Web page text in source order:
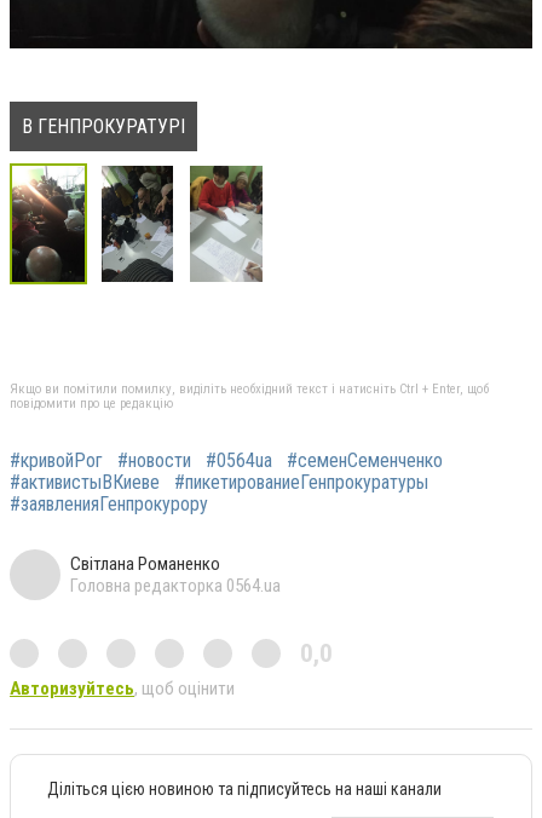
В ГЕНПРОКУРАТУРІ
Якщо ви помітили помилку, виділіть необхідний текст і натисніть Ctrl + Enter, щоб
повідомити про це редакцію
#кривойРог #новости #0564ua
#семенСеменченко
#активистыВКиеве
#пикетированиеГенпрокуратуры
#заявленияГенпрокурору
Світлана Романенко
Головна редакторка 0564.ua
0,0
Авторизуйтесь, щоб оцінити
Діліться цією новиною та підписуйтесь на наші канали